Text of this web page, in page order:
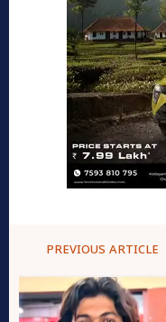
PREVIOUS ARTICLE